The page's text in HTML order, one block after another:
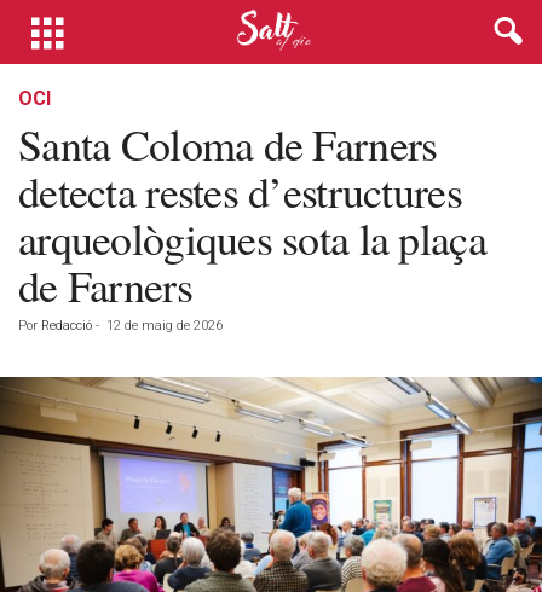
OCI
Santa Coloma de Farners
detecta restes d’estructures
arqueològiques sota la plaça
de Farners
Por Redacció - 12 de maig de 2026